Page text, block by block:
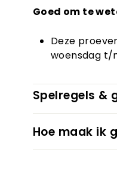
Goed om te
Deze
woensdag t/
Spelregels &
Hoe maak ik